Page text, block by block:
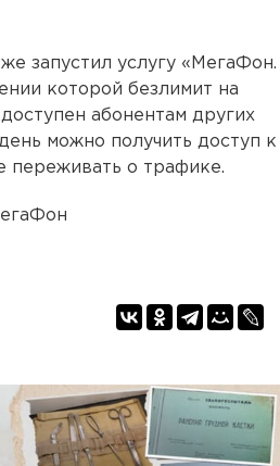
запустил услугу «МегаФон.
которой безлимит на
абонентам других
можно получить доступ к
переживать о трафике.